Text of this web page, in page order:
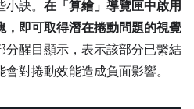
訣。 在「算繪」導覽匣中啟用
，即可取得潛在捲動問題的視覺
分醒目顯示，表示該部分已繫結
對捲動效能造成負面影響。